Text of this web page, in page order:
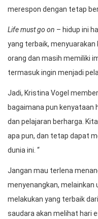
merespon dengan tetap
Life must go on – hidup ini
yang terbaik,
orang dan masih memiliki
termasuk ingin menjadi
Jadi, Kristina Vogel
bagaimana pun kenyataan
dan pelajaran berharga.
apa pun, dan tetap dapat
dunia ini. “
Jangan mau terlena
menyenangkan, melainkan
melakukan yang terbaik
saudara akan melihat hari